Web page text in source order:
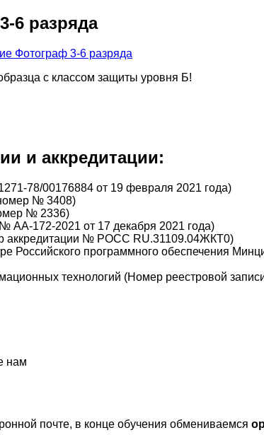
6 разряда
с классом защиты уровня Б!
и аккредитации:
78/00176884 от 19 февраля 2021 года)
№ 3408)
№ 2336)
АА-172-2021 от 17 декабря 2021 года)
аккредитации № РОСС RU.31109.04ЖКТ0)
Российского программного обеспечения
технологий (Номер реестровой
нам
почте, в конце обучения обмениваемся